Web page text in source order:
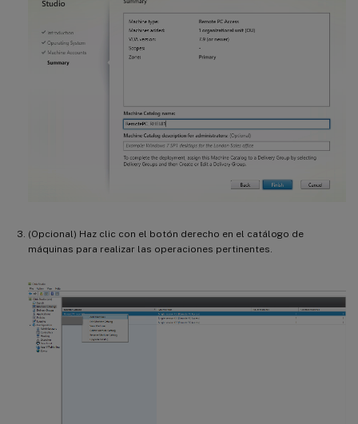
(Opcional) Haz clic con el botón derecho en el catálogo de
máquinas para realizar las operaciones pertinentes.